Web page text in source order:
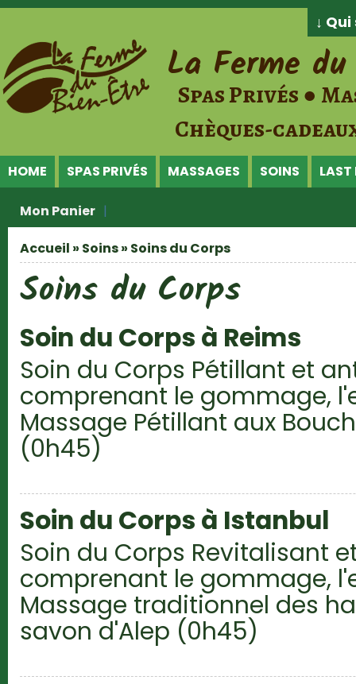
Jump to Content
↓
La Ferme
Spas Privés ●
Chèques-
HOME SPAS PRIVÉS MASSAGES SOINS LAST
Mon Panier
Vous êtes ici
Accueil » Soins» Soins du Corps
Soins du Corps
Soin du Corps à Reims
Soin du Corps Pétillant et
comprenant le gommage,
Massage Pétillant aux
(0h45)
Soin du Corps à Istanbul
Soin du Corps Revitalisant
comprenant le gommage,
Massage traditionnel des
savon d'Alep (0h45)